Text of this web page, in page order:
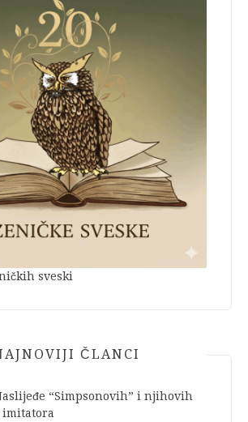
sveski
ČLANCI
“Simpsonovih” i njihovih